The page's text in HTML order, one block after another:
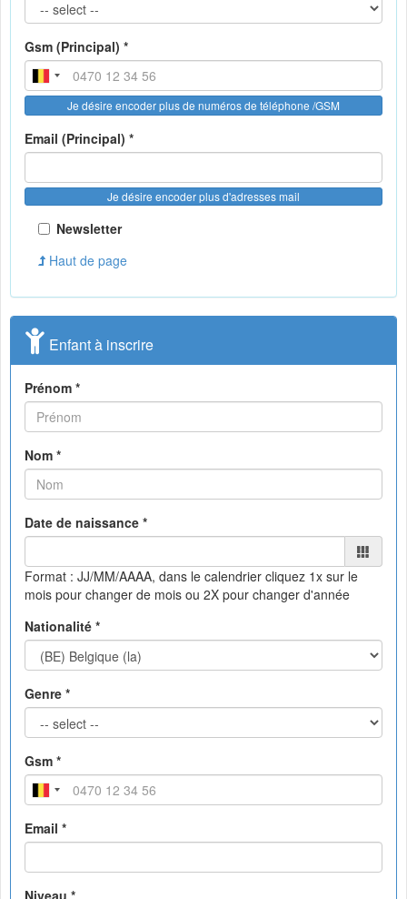
Gsm (Principal) *
Je désire encoder plus de numéros de téléphone /GSM
Email (Principal) *
Je désire encoder plus d'adresses mail
Newsletter
Haut de page
Enfant à inscrire
Prénom *
Nom *
Date de naissance *
Format : JJ/MM/AAAA, dans le calendrier cliquez 1x sur le
mois pour changer de mois ou 2X pour changer d'année
Nationalité *
Genre *
Gsm *
Email *
Niveau *